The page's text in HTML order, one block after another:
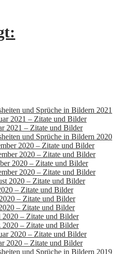
und Sprüche in Bildern 2021
2021 – Zitate und Bilder
2021 – Zitate und Bilder
und Sprüche in Bildern 2020
2020 – Zitate und Bilder
2020 – Zitate und Bilder
2020 – Zitate und Bilder
2020 – Zitate und Bilder
2020 – Zitate und Bilder
– Zitate und Bilder
– Zitate und Bilder
– Zitate und Bilder
– Zitate und Bilder
2020 – Zitate und Bilder
2020 – Zitate und Bilder
2020 – Zitate und Bilder
und Sprüche in Bildern 2019